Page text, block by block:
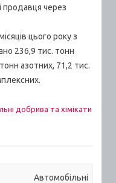
продавця через
цього року з
236,9 тис. тонн
азотних, 71,2 тис.
добрива та хімікати
Автомобільні